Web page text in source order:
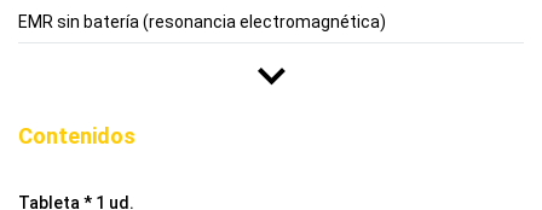
EMR sin batería (resonancia electromagnética)
Contenidos
Tableta * 1 ud.